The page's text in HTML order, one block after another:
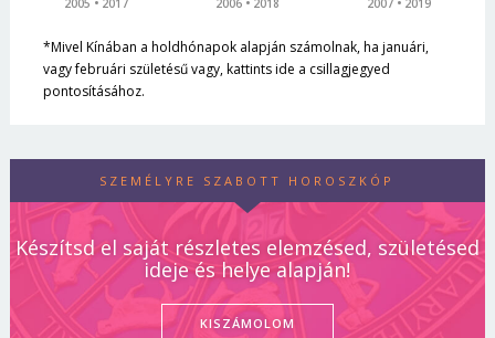
2005 2017 2006 2018 2007 2019
*Mivel Kínában a holdhónapok alapján számolnak, ha januári,
vagy februári születésű vagy, kattints ide a csillagjegyed
pontosításához.
SZEMÉLYRE SZABOTT HOROSZKÓP
Készítsd el saját részletes elemzésed, születésed
ideje és helye alapján!
KISZÁMOLOM